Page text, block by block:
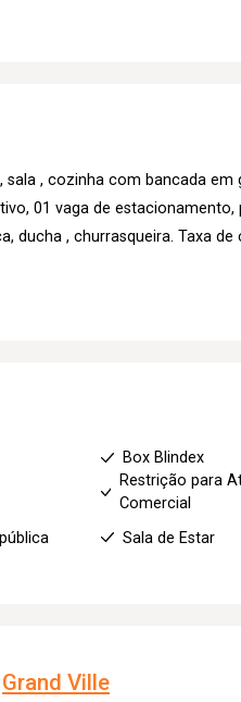
, cozinha com bancada em
01 vaga de estacionamento,
ducha , churrasqueira. Taxa
Box Blindex
Restrição para
Comercial
Sala de Estar
Grand Ville